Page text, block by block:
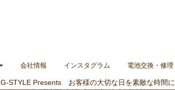
会社情報 インスタグラム 電池交換・修理
G-STYLE Presents お客様の大切な日を素敵な時間に